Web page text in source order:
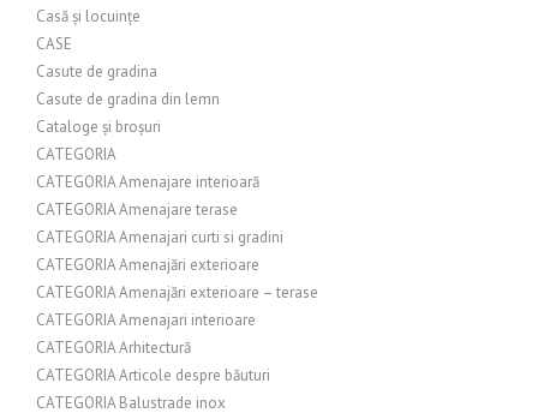
Casă și locuințe
CASE
Casute de gradina
Casute de gradina din lemn
Cataloge și broșuri
CATEGORIA
CATEGORIA Amenajare interioară
CATEGORIA Amenajare terase
CATEGORIA Amenajari curti si gradini
CATEGORIA Amenajări exterioare
CATEGORIA Amenajări exterioare – terase
CATEGORIA Amenajari interioare
CATEGORIA Arhitectură
CATEGORIA Articole despre băuturi
CATEGORIA Balustrade inox